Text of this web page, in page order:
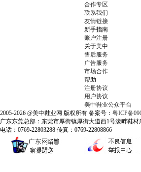
合作专区
联系我们
友情链接
新手指南
账户注册
关于美中
售后服务
广告服务
市场合作
帮助
注册协议
用户协议
美中鞋业公众平台
2005-2026 @美中鞋业网 版权所有 备案号： 粤ICP备
广东东莞总部：东莞市厚街镇厚街大道西1号濠畔鞋材
电话：0769-22803288 传真：0769-22808866